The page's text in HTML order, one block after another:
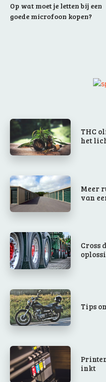
Op wat moet je letten bij een
goede microfoon kopen?
THC
het
Meer
van
Cross
Tips
inkt